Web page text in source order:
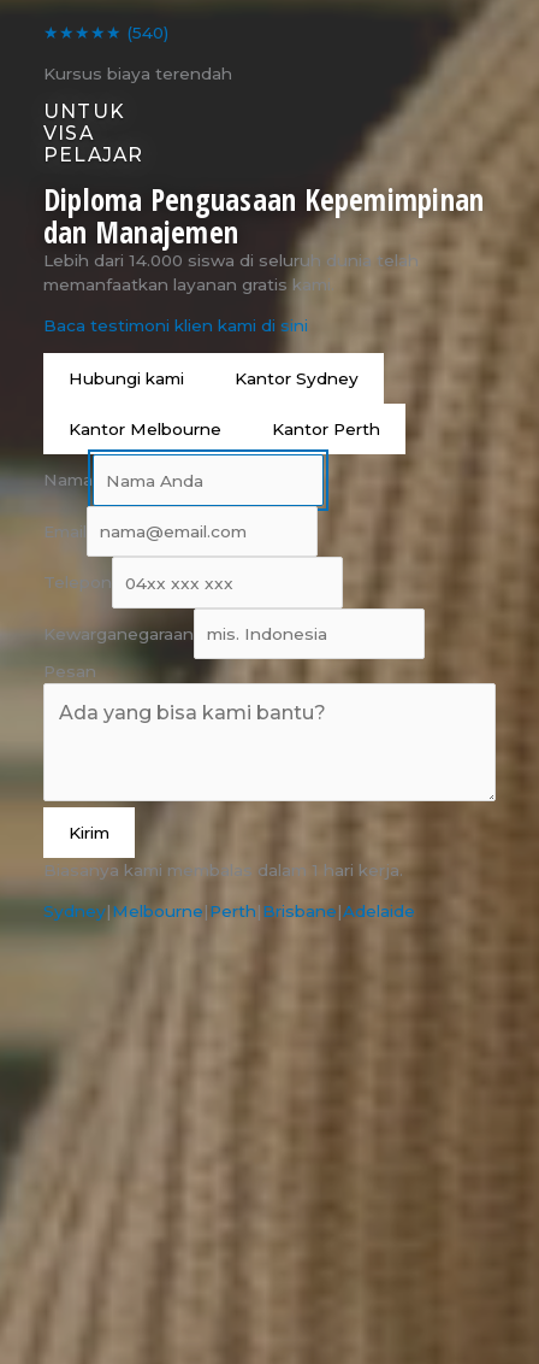
★★★★★ (540)
Kursus biaya terendah
UNTUK
VISA
PELAJAR
Diploma Penguasaan Kepemimpinan
dan Manajemen
Lebih dari 14.000 siswa di seluruh dunia telah
memanfaatkan layanan gratis kami.
Baca testimoni klien kami di sini
Hubungi kami Kantor Sydney
Kantor Melbourne Kantor Perth
Nama
Email
Telepon
Kewarganegaraan
Pesan
Kirim
Biasanya kami membalas dalam 1 hari kerja.
Sydney|Melbourne|Perth|Brisbane|Adelaide